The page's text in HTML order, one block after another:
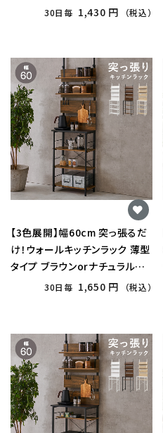
30日毎 1,430 円 （税込）
【3色展開】幅60cm 突っ張るだ
け！ウォールキッチンラック 薄型
タイプ ブラウンorナチュラルor
ホワイト30日毎 1,650 円 （税込）